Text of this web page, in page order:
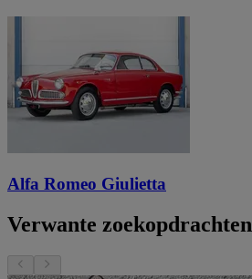
Alfa Romeo Giulietta
Verwante zoekopdrachten